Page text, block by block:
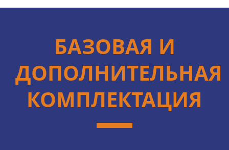
БАЗОВАЯ И
ДОПОЛНИТЕЛЬНАЯ
КОМПЛЕКТАЦИЯ